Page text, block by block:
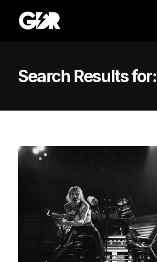
Search Results for: